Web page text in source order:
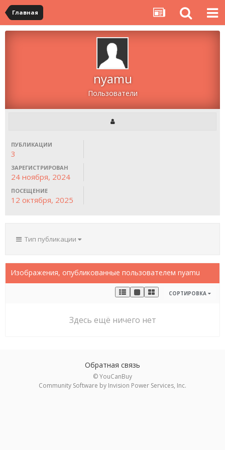
Главная
nyamu
Пользователи
ПУБЛИКАЦИИ
3
ЗАРЕГИСТРИРОВАН
24 ноября, 2024
ПОСЕЩЕНИЕ
12 октября, 2025
Тип публикации
Изображения, опубликованные пользователем nyamu
СОРТИРОВКА
Здесь ещё ничего нет
Обратная связь
© YouCanBuy
Community Software by Invision Power Services, Inc.